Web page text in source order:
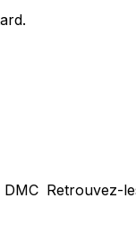
Retrouvez-